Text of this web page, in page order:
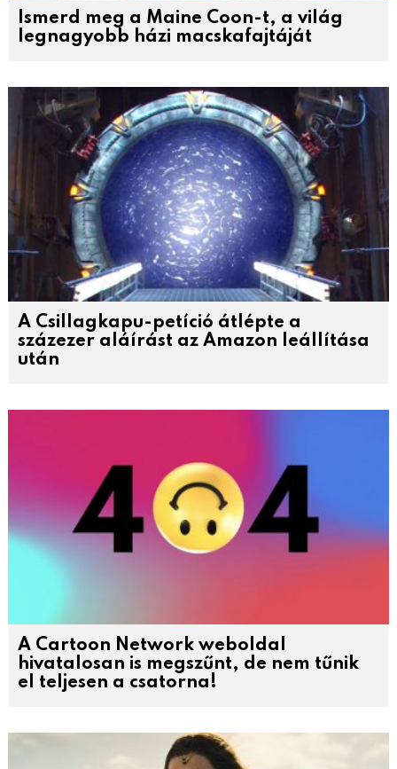
Ismerd meg a Maine Coon-t, a világ
legnagyobb házi macskafajtáját
A Csillagkapu-petíció átlépte a
százezer aláírást az Amazon leállítása
után
A Cartoon Network weboldal
hivatalosan is megszűnt, de nem tűnik
el teljesen a csatorna!